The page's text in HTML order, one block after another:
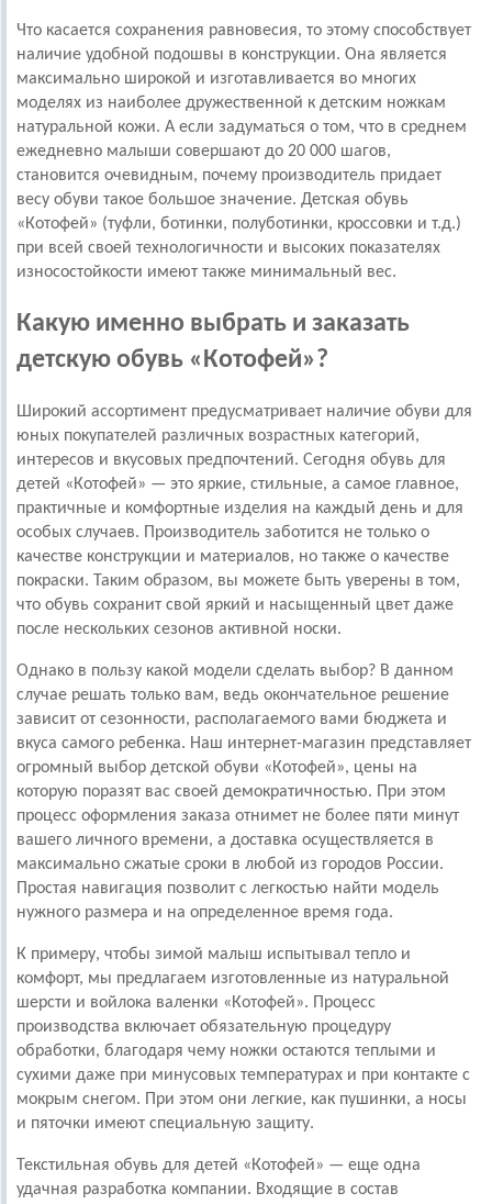
Что касается сохранения равновесия, то этому способствует
наличие удобной подошвы в конструкции. Она является
максимально широкой и изготавливается во многих
моделях из наиболее дружественной к детским ножкам
натуральной кожи. А если задуматься о том, что в среднем
ежедневно малыши совершают до 20 000 шагов,
становится очевидным, почему производитель придает
весу обуви такое большое значение. Детская обувь
«Котофей» (туфли, ботинки, полуботинки, кроссовки и т.д.)
при всей своей технологичности и высоких показателях
износостойкости имеют также минимальный вес.
Какую именно выбрать и заказать
детскую обувь «Котофей»?
Широкий ассортимент предусматривает наличие обуви для
юных покупателей различных возрастных категорий,
интересов и вкусовых предпочтений. Сегодня обувь для
детей «Котофей» — это яркие, стильные, а самое главное,
практичные и комфортные изделия на каждый день и для
особых случаев. Производитель заботится не только о
качестве конструкции и материалов, но также о качестве
покраски. Таким образом, вы можете быть уверены в том,
что обувь сохранит свой яркий и насыщенный цвет даже
после нескольких сезонов активной носки.
Однако в пользу какой модели сделать выбор? В данном
случае решать только вам, ведь окончательное решение
зависит от сезонности, располагаемого вами бюджета и
вкуса самого ребенка. Наш интернет-магазин представляет
огромный выбор детской обуви «Котофей», цены на
которую поразят вас своей демократичностью. При этом
процесс оформления заказа отнимет не более пяти минут
вашего личного времени, а доставка осуществляется в
максимально сжатые сроки в любой из городов России.
Простая навигация позволит с легкостью найти модель
нужного размера и на определенное время года.
К примеру, чтобы зимой малыш испытывал тепло и
комфорт, мы предлагаем изготовленные из натуральной
шерсти и войлока валенки «Котофей». Процесс
производства включает обязательную процедуру
обработки, благодаря чему ножки остаются теплыми и
сухими даже при минусовых температурах и при контакте с
мокрым снегом. При этом они легкие, как пушинки, а носы
и пяточки имеют специальную защиту.
Текстильная обувь для детей «Котофей» — еще одна
удачная разработка компании. Входящие в состав